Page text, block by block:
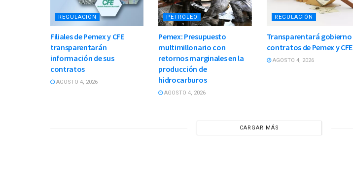
REGULACIÓN
Filiales de Pemex y CFE
transparentarán
información de sus
contratos
AGOSTO 4, 2026
PETRÓLEO
Pemex: Presupuesto
multimillonario con
retornos marginales en la
producción de
hidrocarburos
AGOSTO 4, 2026
REGULACIÓN
Transparentará gobierno
contratos de Pemex y CFE
AGOSTO 4, 2026
CARGAR MÁS